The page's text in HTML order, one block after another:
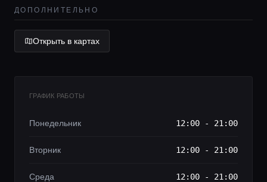
Lifestyle журнал
ДОПОЛНИТЕЛЬНО
Открыть в картах
ГРАФИК РАБОТЫ
Понедельник 12:00 - 21:00
Вторник 12:00 - 21:00
Среда 12:00 - 21:00